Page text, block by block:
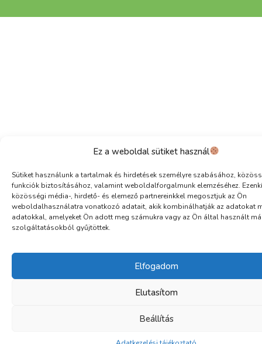
Ez a weboldal sütiket használ
Sütiket használunk a tartalmak és hirdetések személyre szabásához,
funkciók biztosításához, valamint weboldalforgalmunk elemzéséhez.
közösségi média-, hirdető- és elemező partnereinkkel megosztjuk az Ön
weboldalhasználatra vonatkozó adatait, akik kombinálhatják az adatokat
adatokkal, amelyeket Ön adott meg számukra vagy az Ön által használt
szolgáltatásokból gyűjtöttek.
Elfogadom
Elutasítom
Beállítás